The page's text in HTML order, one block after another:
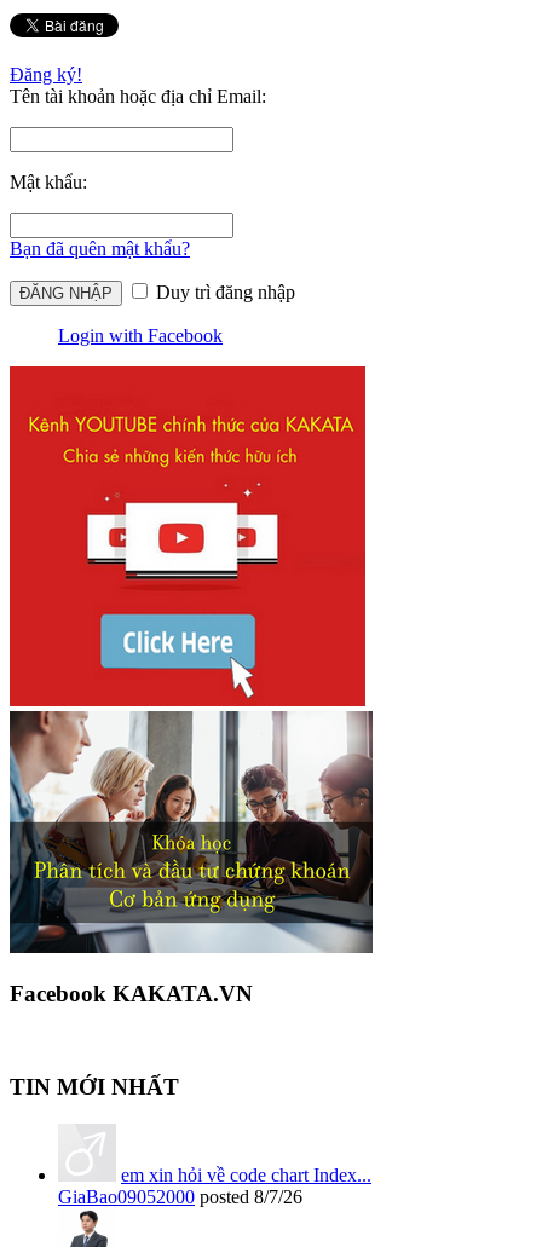
Đăng ký!
Tên tài khoản hoặc địa chỉ Email:
Mật khẩu:
Bạn đã quên mật khẩu?
Duy trì đăng nhập
Login with Facebook
Facebook KAKATA.VN
TIN MỚI NHẤT
em xin hỏi về code chart Index...
GiaBao09052000 posted 8/7/26